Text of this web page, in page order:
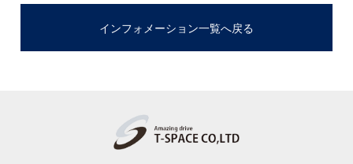
インフォメーション一覧へ戻る